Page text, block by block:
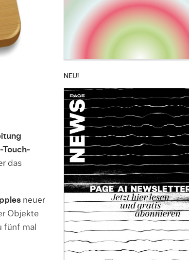
Touch-
das
neuer
Objekte
fünf mal
NEU!